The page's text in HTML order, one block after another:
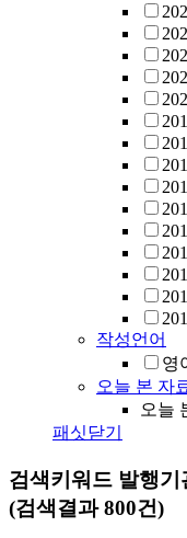
작성언어
영
오늘 본 자
오늘
패싯닫기
검색키워드 발행기
(검색결과 800건)